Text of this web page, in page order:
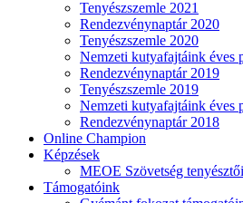
Tenyészszemle 2021
Rendezvénynaptár 2020
Tenyészszemle 2020
Nemzeti kutyafajtáink éves
Rendezvénynaptár 2019
Tenyészszemle 2019
Nemzeti kutyafajtáink éves
Rendezvénynaptár 2018
Online Champion
Képzések
MEOE Szövetség
Támogatóink